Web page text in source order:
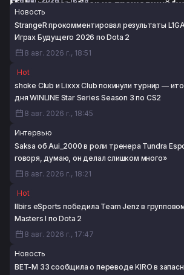
Misha сделал обзор на прошедший
Dota 2
8 авг. 2026 г., 16:09
Новость
StrangeR прокомментировал результаты
Играх Будущего 2026 по Dota 2
8 авг. 2026 г., 18:51
Hot
shoke Club и Lixxx Club покинули турнир —
дня WINLINE Star Series Season 3 по CS2
8 авг. 2026 г., 18:45
Интервью
Saksa об Aui_2000 в роли тренера Tundra
говоря, думаю, он делал слишком много»
8 авг. 2026 г., 18:21
Hot
Ilbirs eSports победила Team Jenz в
Masters I по Dota 2
8 авг. 2026 г., 17:47
Новость
BET-M 33 сообщила о переводе KIRO в